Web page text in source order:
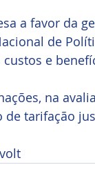
a favor da
de
e
na
de tarifação